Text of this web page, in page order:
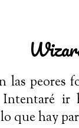
las
ir
que hay